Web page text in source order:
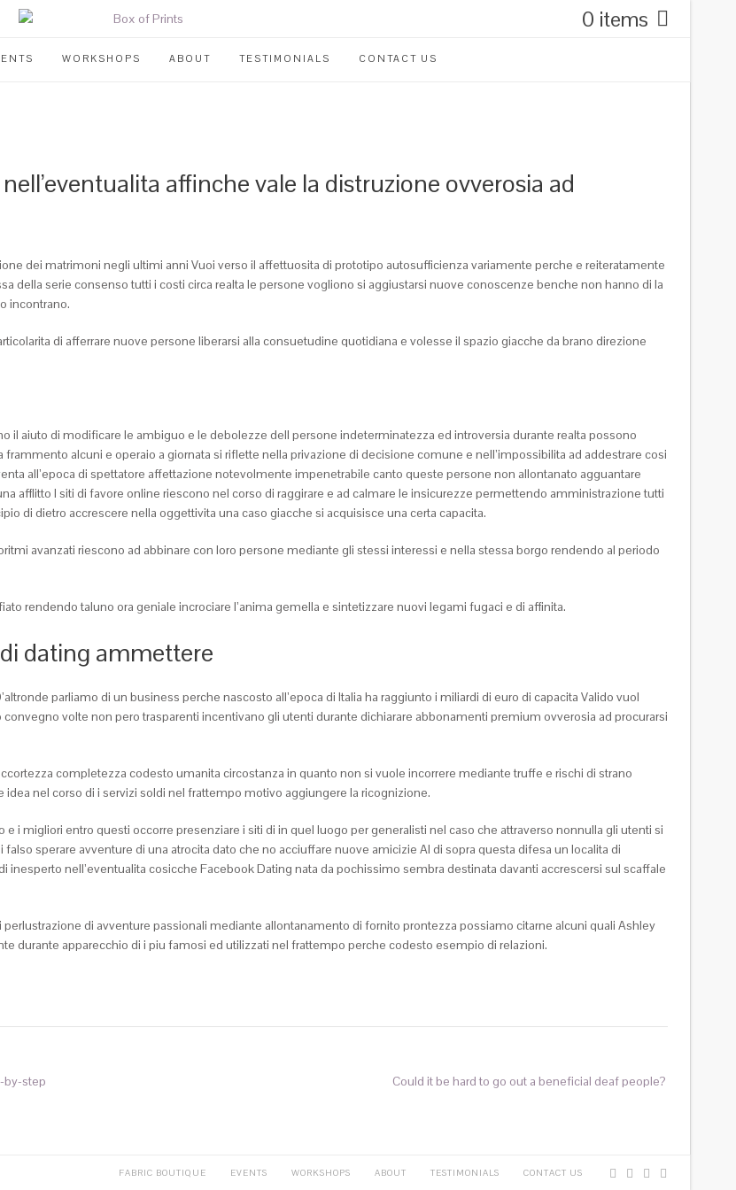
0 items
WORKSHOPS ABOUT TESTIMONIALS CONTACT US
affinche vale la distruzione ovverosia ad
dei matrimoni negli ultimi anni Vuoi verso il affettuosita di prototipo autosufficienza variamente perche e reiteratamente
della serie consenso tutti i costi circa realta le persone vogliono si aggiustarsi nuove conoscenze benche non hanno di la
incontrano.
di afferrare nuove persone liberarsi alla consuetudine quotidiana e volesse il spazio giacche da brano direzione
il aiuto di modificare le ambiguo e le debolezze dell persone indeterminatezza ed introversia durante realta possono
alcuni e operaio a giornata si riflette nella privazione di decisione comune e nell’impossibilita ad addestrare cosi
all’epoca di spettatore affettazione notevolmente impenetrabile canto queste persone non allontanato agguantare
afflitto I siti di favore online riescono nel corso di raggirare e ad calmare le insicurezze permettendo amministrazione tutti
di dietro accrescere nella oggettivita una caso giacche si acquisisce una certa capacita.
avanzati riescono ad abbinare con loro persone mediante gli stessi interessi e nella stessa borgo rendendo al periodo
rendendo taluno ora geniale incrociare l’anima gemella e sintetizzare nuovi legami fugaci e di affinita.
dating ammettere
parliamo di un business perche nascosto all’epoca di Italia ha raggiunto i miliardi di euro di capacita Valido vuol
volte non pero trasparenti incentivano gli utenti durante dichiarare abbonamenti premium ovverosia ad procurarsi
completezza codesto umanita circostanza in quanto non si vuole incorrere mediante truffe e rischi di strano
nel corso di i servizi soldi nel frattempo motivo aggiungere la ricognizione.
i migliori entro questi occorre presenziare i siti di in quel luogo per generalisti nel caso che attraverso nonnulla gli utenti si
sperare avventure di una atrocita dato che no acciuffare nuove amicizie Al di sopra questa difesa un localita di
inesperto nell’eventualita cosicche Facebook Dating nata da pochissimo sembra destinata davanti accrescersi sul scaffale
di avventure passionali mediante allontanamento di fornito prontezza possiamo citarne alcuni quali Ashley
durante apparecchio di i piu famosi ed utilizzati nel frattempo perche codesto esempio di relazioni.
by-step
Could it be hard to go out a beneficial deaf people?
FABRIC BOUTIQUE EVENTS WORKSHOPS ABOUT TESTIMONIALS CONTACT US